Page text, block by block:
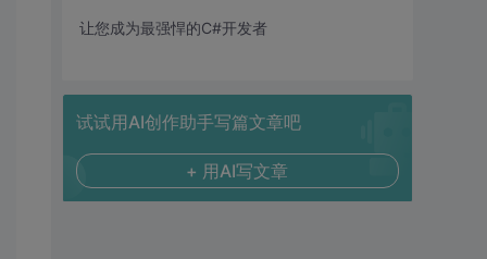
让您成为最强悍的C#开发者
试试用AI创作助手写篇文章吧
+ 用AI写文章